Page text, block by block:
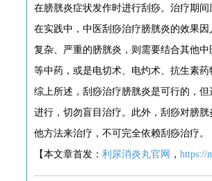
在膀胱炎症状发作时进行刮痧。治疗期
在实践中，中医刮痧治疗膀胱炎的效果
复杂、严重的膀胱炎，则需要结合其他
等中药，或是电切术、电灼术、抗生素药
综上所述，刮痧治疗膀胱炎是可行的，
进行，切勿盲目治疗。此外，刮痧对膀
他方法来治疗，不可完全依赖刮痧治疗。
【本文章首发： 利尿消炎丸官网 ， https://